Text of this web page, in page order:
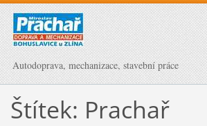
Autodoprava, mechanizace, stavební práce
Štítek: Prachař